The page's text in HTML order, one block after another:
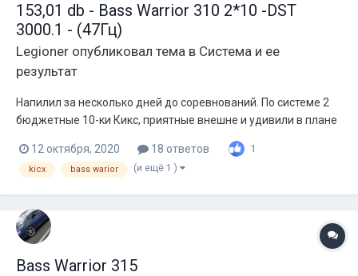
153,01 db - Bass Warrior 310 2*10 -DST
3000.1 - (47Гц)
Legioner опубликовал тема в Система и ее
результат
Напилил за несколько дней до соревнований. По системе 2
бюджетные 10-ки Кикс, приятные внешне и удивили в плане
85-90 литров Без скруглений и усилений
12 октября, 2020 18 ответов 1
kicx bass warior (и ещё 1 )
Bass Warrior 315